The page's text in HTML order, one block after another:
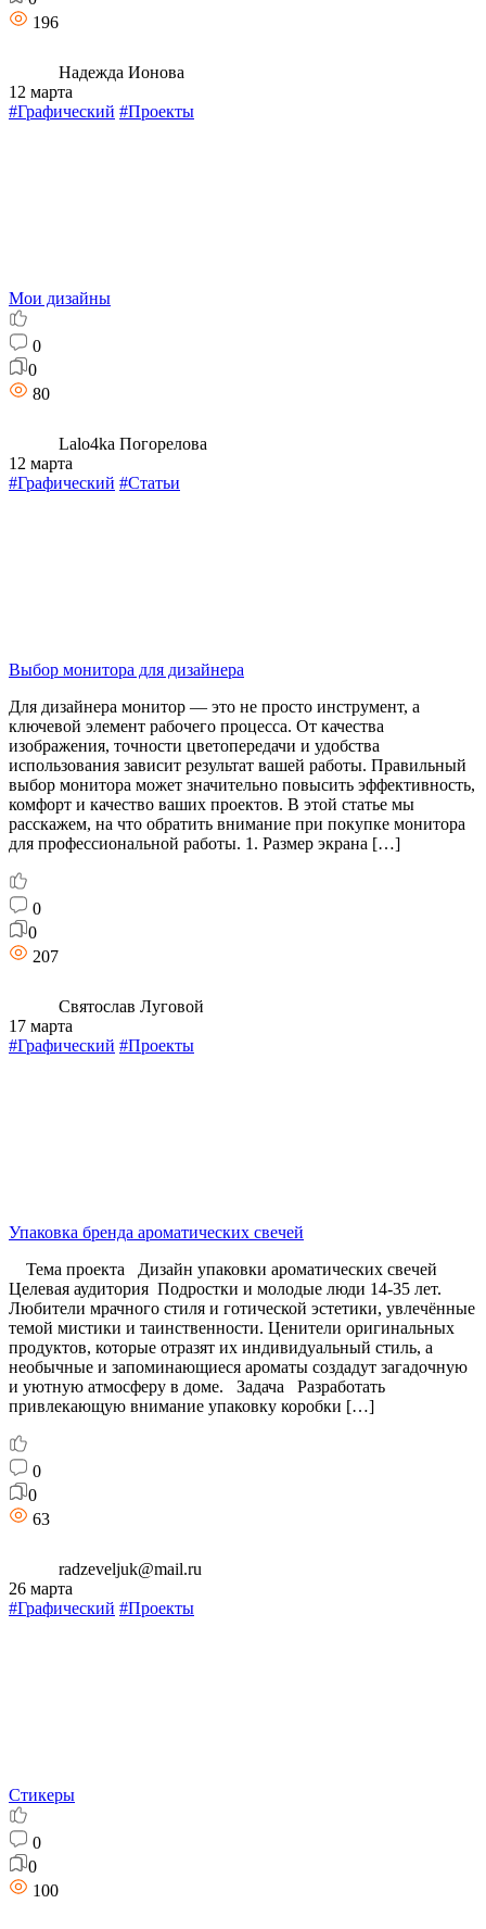
196
Надежда Ионова
12 марта
#Графический #Проекты
Мои дизайны
0
0
80
Lalo4ka Погорелова
12 марта
#Графический #Статьи
Выбор монитора для дизайнера
Для дизайнера монитор — это не просто инструмент, а
ключевой элемент рабочего процесса. От качества
изображения, точности цветопередачи и удобства
использования зависит результат вашей работы. Правильный
выбор монитора может значительно повысить эффективность,
комфорт и качество ваших проектов. В этой статье мы
расскажем, на что обратить внимание при покупке монитора
для профессиональной работы. 1. Размер экрана […]
0
0
207
Святослав Луговой
17 марта
#Графический #Проекты
Упаковка бренда ароматических свечей
Тема проекта Дизайн упаковки ароматических свечей
Целевая аудитория Подростки и молодые люди 14-35 лет.
Любители мрачного стиля и готической эстетики, увлечённые
темой мистики и таинственности. Ценители оригинальных
продуктов, которые отразят их индивидуальный стиль, а
необычные и запоминающиеся ароматы создадут загадочную
и уютную атмосферу в доме. Задача Разработать
привлекающую внимание упаковку коробки […]
0
0
63
radzeveljuk@mail.ru
26 марта
#Графический #Проекты
Стикеры
0
0
100